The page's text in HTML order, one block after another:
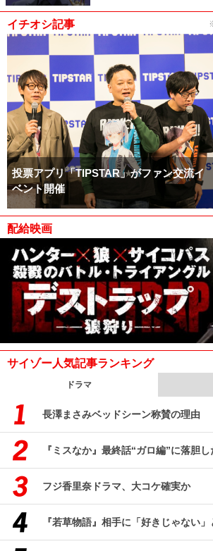
イチオシ記事
投票アプリ「TIPSTAR」がファン交流イ
ベント開催
配給映画
サイゾー人気記事ランキング
ドラマ
長澤まさみベッドシーン称賛の理由
『ミスなか』最終話“ガロ編”に落胆
フジ香里奈ドラマ、大コケ確実か
『若草物語』相手に「好きじゃない